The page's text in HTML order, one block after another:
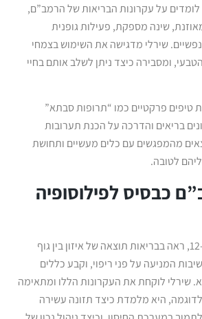
על עקרונות הבריאות של הרמב”ם,
שינה מספקת, פעילות גופנית
שירלי מדגישה את השימוש בצמחי
ומסבירה כיצד ניתן לשלב אותם בחיי
טיפים פרקטיים כמו “תרופות סבתא”
בריאים והדרכה על הכנת תערובות
מהמפגשים עם כלים מעשיים ותחושת
לטובה.
כבסיס לפילוסופיה
הרמב”ם, שחי במאה ה-12, ראה בבריאות תוצאה של איזון בין גוף
המניעה על פני ריפוי, וקבע כללים
שירלי לוקחת את העקרונות הללו ומתאימה
היא מלמדת כיצד תזונה עשירה